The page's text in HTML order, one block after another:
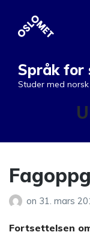
Språk for
Studer med
on 31. mars
Fortsettelsen